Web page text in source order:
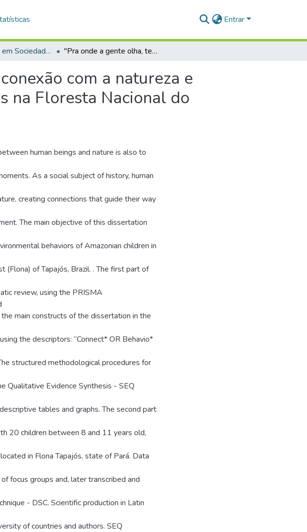
Entrar
Dissertações em Sociedade, Ambiente e Qualidade de Vida (Mestrado) "Pra onde a gente olha, tem natureza": conexão com a natureza e comportamentos ambientais de crianças na Floresta Nacional do Tapajós, Brasil
com a natureza e
na Floresta Nacional do
human beings and nature is also to
As a social subject of history, human
creating connections that guide their way
The main objective of this dissertation
behaviors of Amazonian children in
(Flona) of Tapajós, Brazil. . The first part of
review, using the PRISMA
main constructs of the dissertation in the
the descriptors: “Connect* OR Behavio*
structured methodological procedures for
Qualitative Evidence Synthesis - SEQ
tables and graphs. The second part
20 children between 8 and 11 years old,
in Flona Tapajós, state of Pará. Data
focus groups and, later transcribed and
- DSC. Scientific production in Latin
of countries and authors. SEQ